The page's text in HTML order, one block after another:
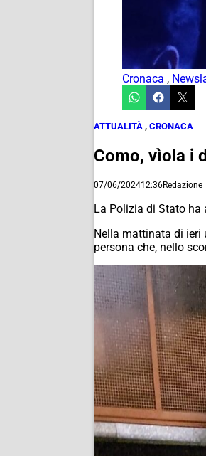
Cronaca ,
ATTUALITÀ , CRONACA
Como, vìola i
07/06/202412:36Redazione
La Polizia di Stato ha
Nella mattinata di ieri
persona che, nello